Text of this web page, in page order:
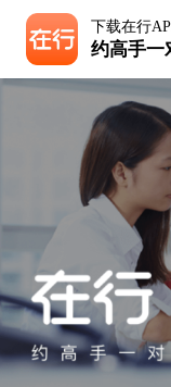
下载在行
约高手一